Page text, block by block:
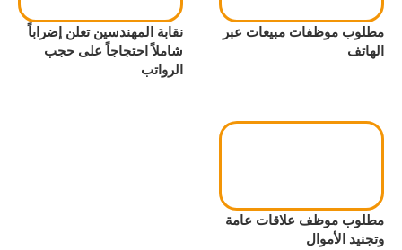
مطلوب موظفات مبيعات عبر
الهاتف
نقابة المهندسين تعلن إضراباً
شاملاً احتجاجاً على حجب
الرواتب
مطلوب موظف علاقات عامة
وتجنيد الأموال